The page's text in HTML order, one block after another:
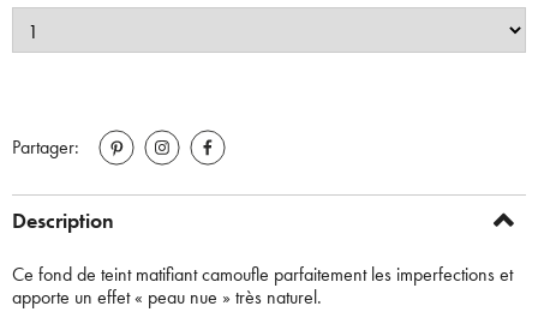
Partager:
Description
Ce fond de teint matifiant camoufle parfaitement les imperfections et
apporte un effet « peau nue » très naturel.